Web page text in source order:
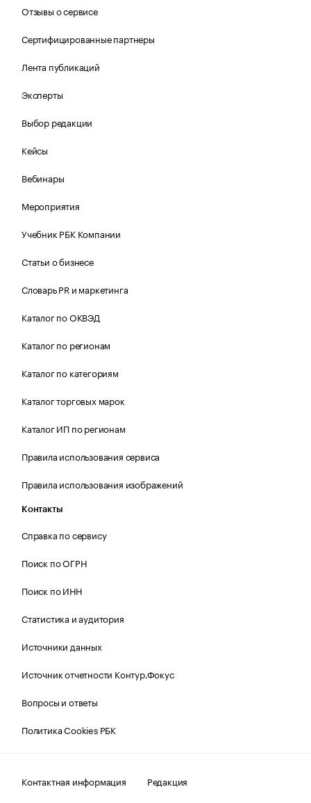
Отзывы о сервисе
Сертифицированные партнеры
Лента публикаций
Эксперты
Выбор редакции
Кейсы
Вебинары
Мероприятия
Учебник РБК Компании
Статьи о бизнесе
Словарь PR и маркетинга
Каталог по ОКВЭД
Каталог по регионам
Каталог по категориям
Каталог торговых марок
Каталог ИП по регионам
Правила использования сервиса
Правила использования изображений
Контакты
Справка по сервису
Поиск по ОГРН
Поиск по ИНН
Статистика и аудитория
Источники данных
Источник отчетности Контур.Фокус
Вопросы и ответы
Политика Cookies РБК
Контактная информация
Редакция